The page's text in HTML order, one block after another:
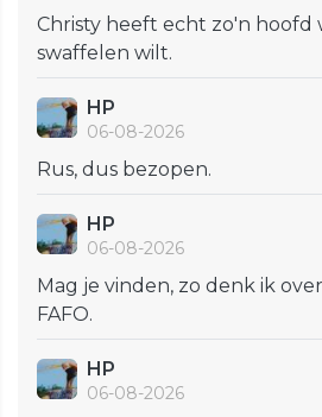
Christy heeft echt zo'n hoofd
swaffelen wilt.
HP
06-08-2026
Rus, dus bezopen.
HP
06-08-2026
Mag je vinden, zo denk ik
FAFO.
HP
06-08-2026